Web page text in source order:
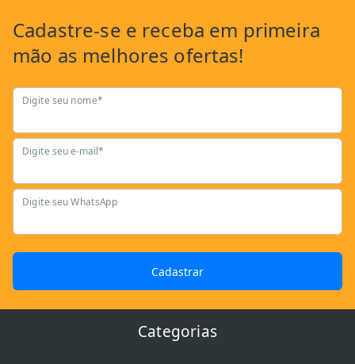
Cadastre-se e receba em primeira
mão as melhores ofertas!
Digite seu nome*
Digite seu e-mail*
Digite seu WhatsApp
Cadastrar
Categorias